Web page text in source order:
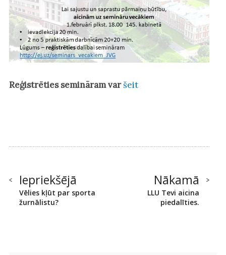
Reģistrēties semināram varšeit
Iepriekšējā
Vēlies kļūt par sporta
žurnālistu?
Nākamā
LLU Tevi aicina
piedalīties.